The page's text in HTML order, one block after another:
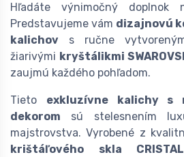
Hľadáte výnimočný
Predstavujeme vám dizajnovú
kalichov s ručne
žiarivými kryštálikmi
zaujmú každého pohľadom.
Tieto exkluzívne kalichy s
dekorom sú stelesnením
majstrovstva. Vyrobené z
krištáľového skla